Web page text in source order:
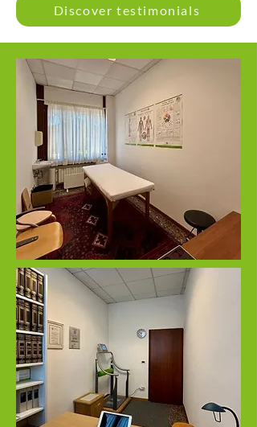
Discover testimonials